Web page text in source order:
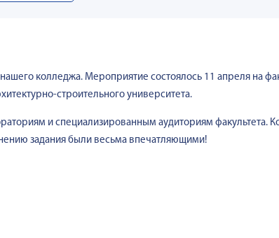
колледжа. Мероприятие состоялось 11 апреля на
строительного университета.
и специализированным аудиториям факультета.
задания были весьма впечатляющими!